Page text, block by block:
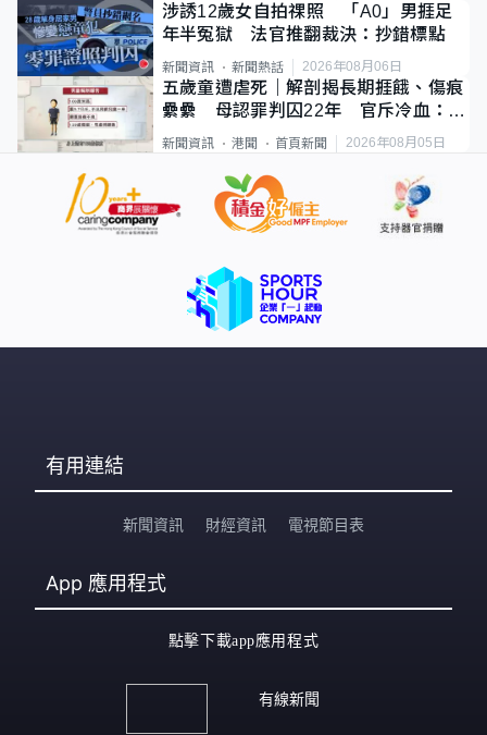
涉誘12歲女自拍祼照 「A0」男捱足
年半冤獄 法官推翻裁決：抄錯標點
新聞資訊 新聞熱話 2026年08月06日
五歲童遭虐死｜解剖揭長期捱餓、傷痕
纍纍 母認罪判囚22年 官斥冷血：同
類案最惡劣
新聞資訊 港聞 首頁新聞 2026年08月05日
有用連結
新聞資訊 財經資訊 電視節目表
App 應用程式
點擊下載app應用程式
有線新聞